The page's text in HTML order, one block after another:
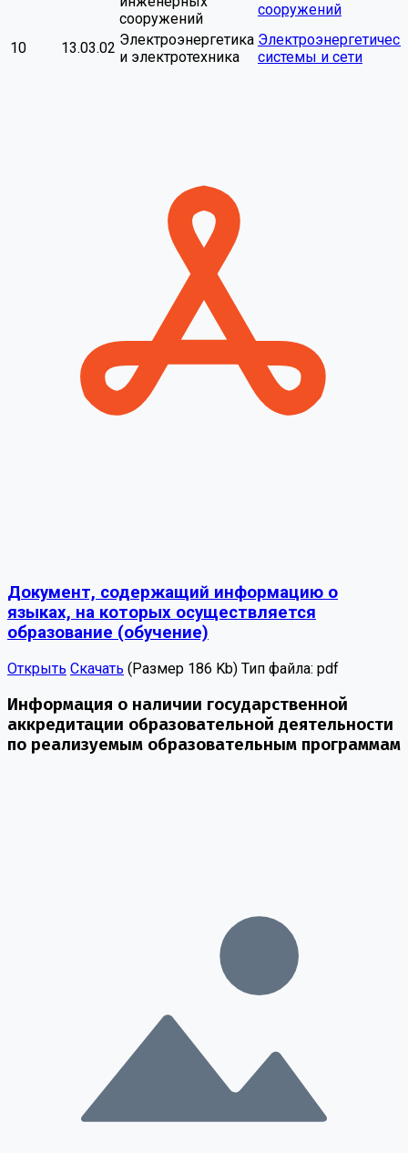
сооружений
сооружений
10 13.03.02 Электроэнергетика
и электротехника
системы и сети
Документ, содержащий информацию о
языках, на которых осуществляется
образование (обучение)
Открыть Скачать (Размер 186 Kb) Тип файла: pdf
Информация о наличии государственной
аккредитации образовательной деятельности
по реализуемым образовательным программам